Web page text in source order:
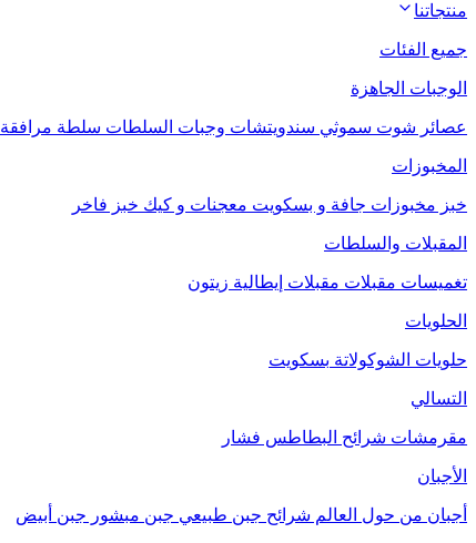
منتجاتنا
جميع الفئات
الوجبات الجاهزة
عصائر شوت سموثي سندويتشات وجبات السلطات سلطة مرافقة
المخبوزات
خبز مخبوزات جافة و بسكويت معجنات و كيك خبز فاخر
المقبلات والسلطات
تغميسات مقبلات مقبلات إيطالية زيتون
الحلويات
حلويات الشوكولاتة بسكويت
التسالي
مقرمشات شرائح البطاطس فشار
الأجبان
أجبان من حول العالم شرائح جبن طبيعي جبن مبشور جبن أبيض